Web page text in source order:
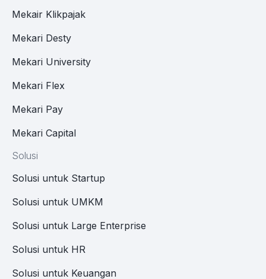
Mekair Klikpajak
Mekari Desty
Mekari University
Mekari Flex
Mekari Pay
Mekari Capital
Solusi
Solusi untuk Startup
Solusi untuk UMKM
Solusi untuk Large Enterprise
Solusi untuk HR
Solusi untuk Keuangan